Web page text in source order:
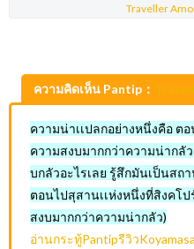
Traveller
ความคิดเห็น Pantip：
ความน่าเเปลกอย่างหนึ่งคือ ต
ความสงบมากกว่าความน่ากลั
บกลัวอะไรเลย รู้สึกมันเป็นสถ
ตอนไปสุสานเเห่งหนึ่งที่สิงคโ
สงบมากกว่าความน่ากลัว)
อ่านกระทู้Pantipรีวิว